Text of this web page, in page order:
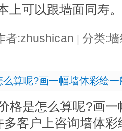
上可以跟墙面同寿
者:zhushican 分类:
算呢?画一幅墙体彩绘
格是怎么算呢?画
客户上咨询墙体